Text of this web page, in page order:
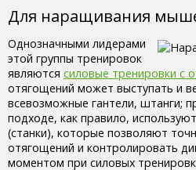
Для наращивания
Однозначными лидерами
этой группы тренировок
являются силовые тренировки с
отягощений может выступать и
всевозможные гантели, штанги;
подходе, как правило,
(станки), которые позволяют
отягощений и контролировать
моментом при силовых